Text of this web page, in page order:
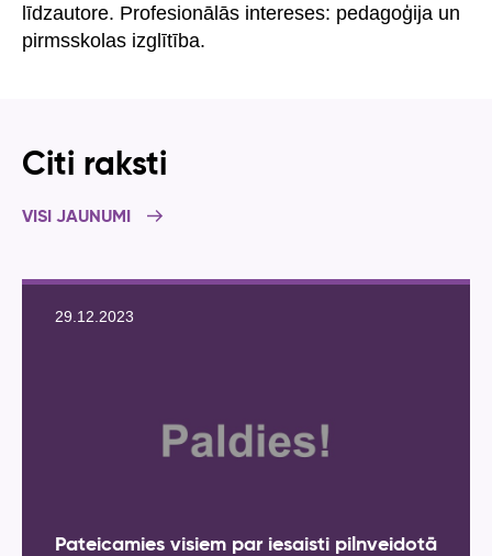
līdzautore. Profesionālās intereses: pedagoģija un
pirmsskolas izglītība.
Citi raksti
VISI JAUNUMI
29.12.2023
Pateicamies visiem par iesaisti pilnveidotā